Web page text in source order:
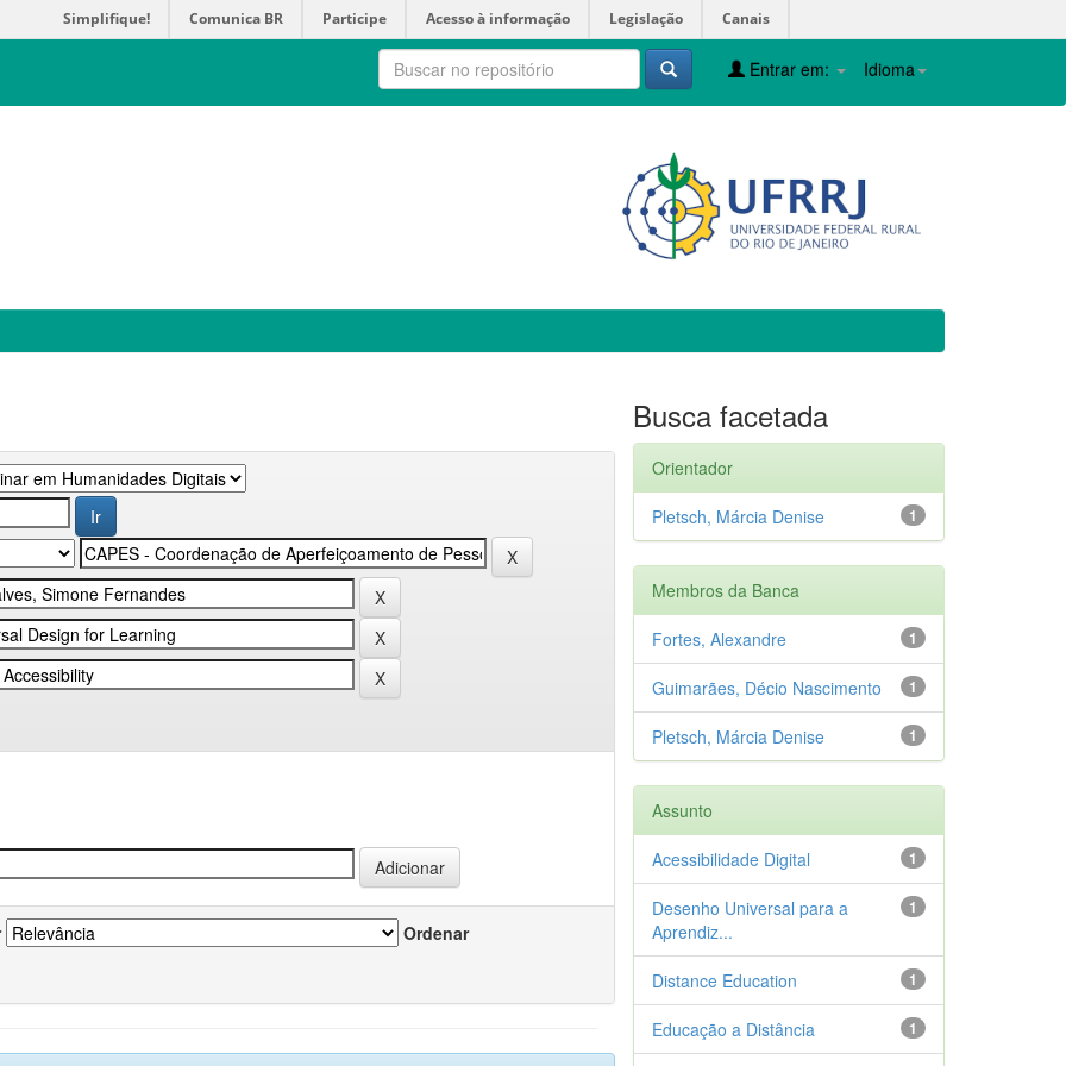
Simplifique! Comunica BR Participe Acesso à informação Legislação Canais
Idioma
Entrar em:
Ordenar
Busca facetada
Orientador
1
Pletsch, Márcia Denise
Membros da Banca
1
Fortes, Alexandre
1
Guimarães, Décio Nascimento
1
Pletsch, Márcia Denise
Assunto
1
Acessibilidade Digital
1
Desenho Universal para a
Aprendiz...
1
Distance Education
1
Educação a Distância